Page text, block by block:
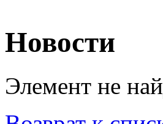
Новости
Элемент не